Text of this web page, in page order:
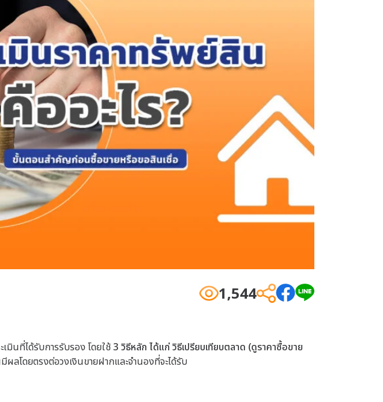
1,544
มินที่ได้รับการรับรอง โดยใช้3 วิธีหลัก ได้แก่ วิธีเปรียบเทียบตลาด (ดูราคาซื้อขาย
ผลโดยตรงต่อวงเงินขายฝากและจำนองที่จะได้รับ